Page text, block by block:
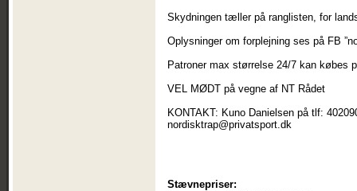
Skydningen tæller på ranglisten, for
Oplysninger om forplejning ses på FB
Patroner max størrelse 24/7 kan købes
VEL MØDT på vegne af NT Rådet
KONTAKT: Kuno Danielsen på tlf:
nordisktrap@privatsport.dk
Stævnepriser: